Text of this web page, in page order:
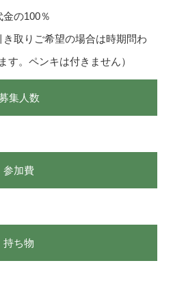
の100％
き取りご希望の場合は時期問わ
す。ペンキは付きません）
集人数
参加費
持ち物